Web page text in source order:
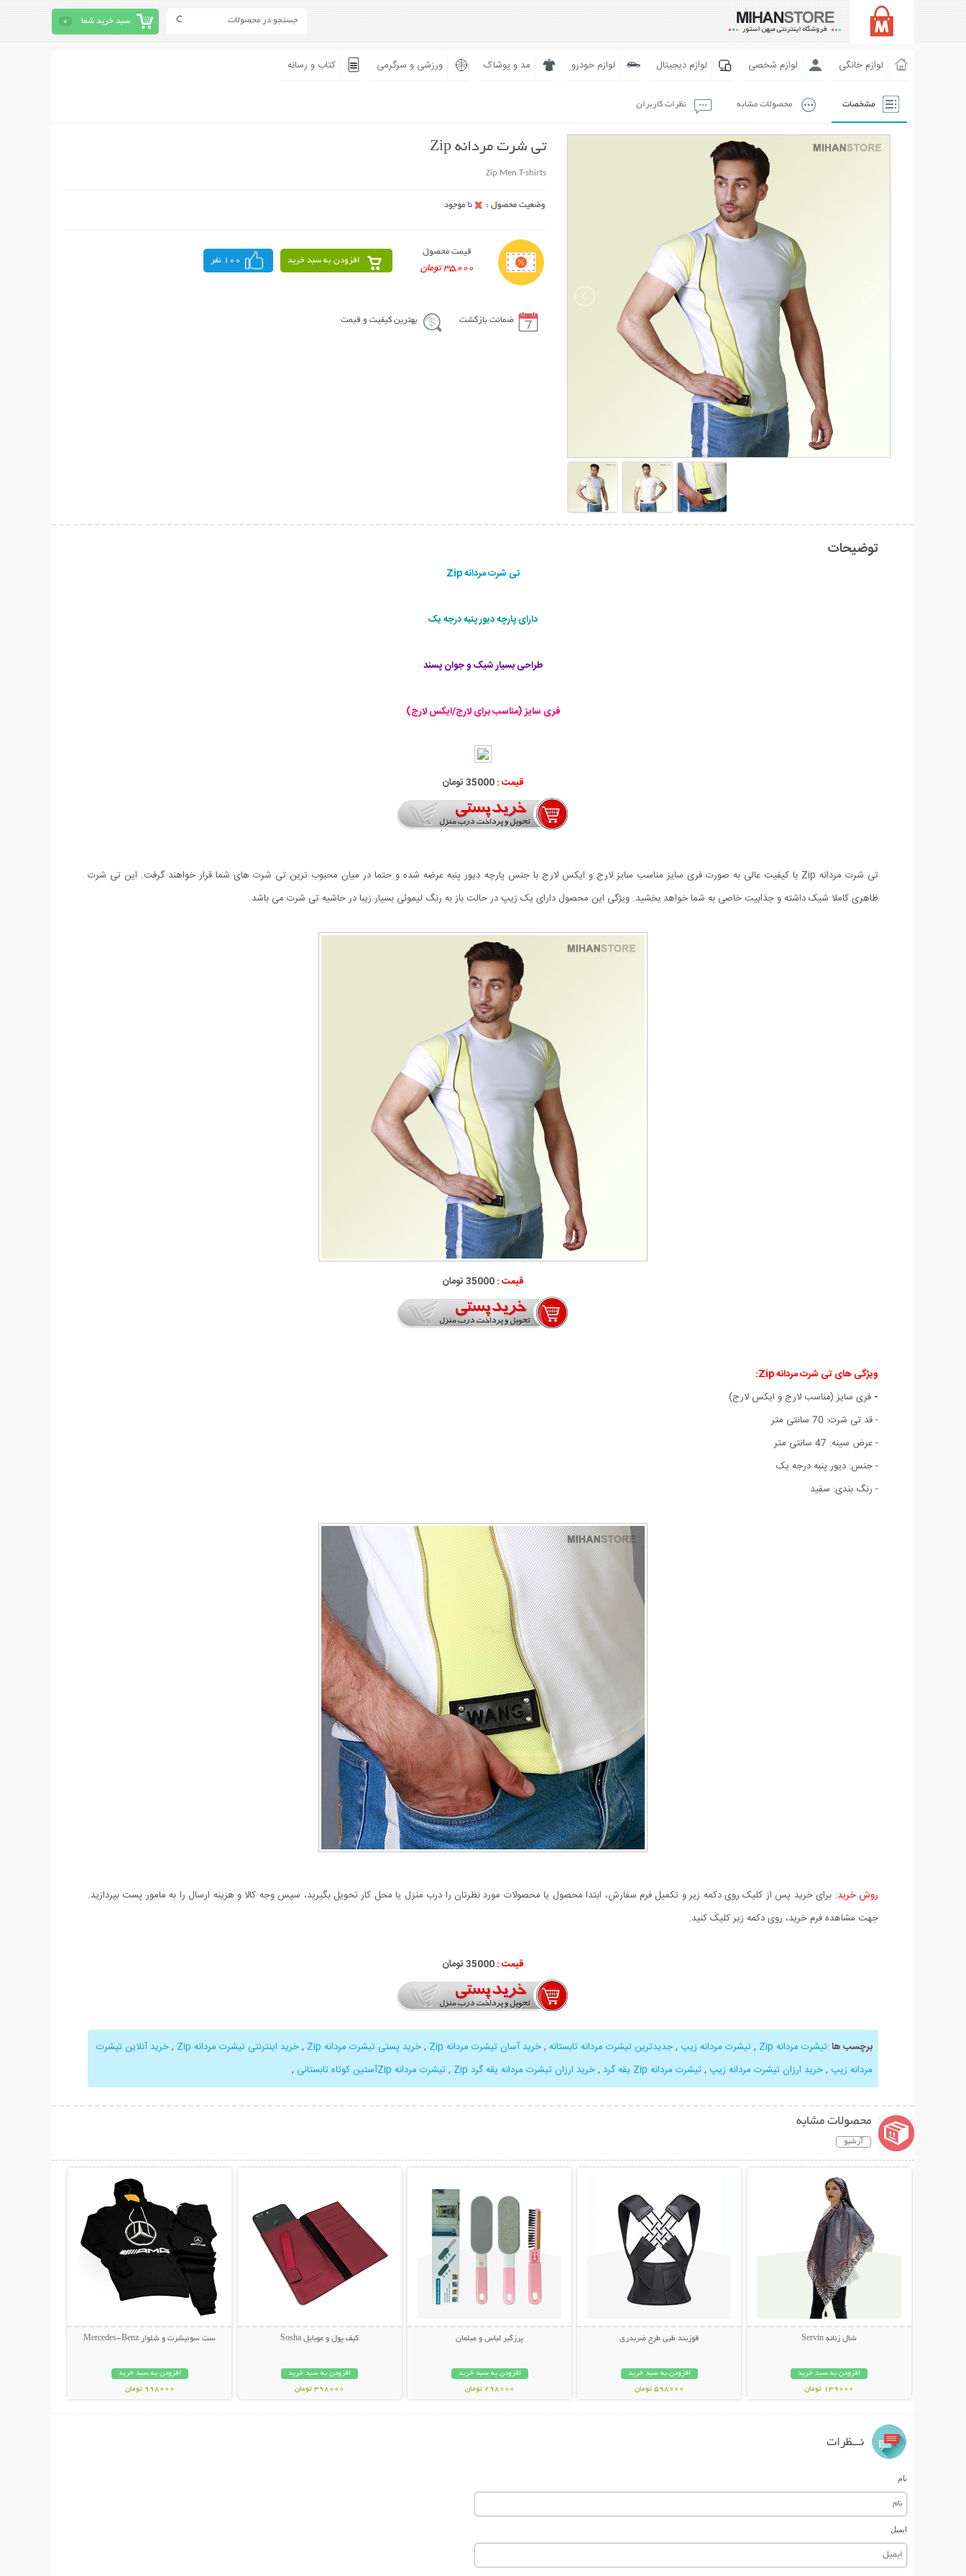
سبد خرید شما 0
لوازم خانگی لوازم شخصی لوازم دیجیتال لوازم خودرو مد و پوشاک ورزشی و سرگرمی کتاب و رسانه
مشخصات محصولات مشابه نظرات کاربران
تی شرت مردانه Zip
Zip Men T-shirts
قیمت محصول
35,000 تومان
افزودن به سبد خرید 100 نفر
ضمانت بازگشت بهترین کیفیت و قیمت
توضیحات
تی شرت مردانه Zip
دارای پارچه دیور پنبه درجه یک
طراحی بسیار شیک و جوان پسند
فری سایز (مناسب برای لارج/ایکس لارج)
قیمت :35000 تومان
تی شرت مردانه Zip با کیفیت عالی به صورت فری سایز مناسب سایز لارج و ایکس لارج با جنس پارچه دیور پنبه عرضه شده و حتما در میان محبوب ترین تی شرت های شما قرار خواهند گرفت. این تی شرت
ظاهری کاملا شیک داشته و جذابیت خاصی به شما خواهد بخشید. ویژگی این محصول دارای یک زیپ در حالت باز به رنگ لیموئی بسیار زیبا در حاشیه تی شرت می باشد.
قیمت :35000 تومان
ویژگی های تی شرت مردانه Zip:
- فری سایز (مناسب لارج و ایکس لارج)
- قد تی شرت: 70 سانتی متر
- عرض سینه: 47 سانتی متر
- جنس: دیور پنبه درجه یک
- رنگ بندی: سفید
روش خرید: برای خرید پس از کلیک روی دکمه زیر و تکمیل فرم سفارش، ابتدا محصول یا محصولات مورد نظرتان را درب منزل یا محل کار تحویل بگیرید، سپس وجه کالا و هزینه ارسال را به مامور پست بپردازید.
جهت مشاهده فرم خرید، روی دکمه زیر کلیک کنید.
قیمت :35000 تومان
برچسب ها:تیشرت مردانه Zip , تیشرت مردانه زیپ ,جدیدترین تیشرت مردانه تابستانه ,خرید آسان تیشرت مردانه Zip ,خرید پستی تیشرت مردانه Zip ,خرید اینترنتی تیشرت مردانه Zip ,خرید آنلاین تیشرت
مردانه زیپ ,خرید ارزان تیشرت مردانه زیپ , تیشرت مردانه Zip یقه گرد ,خرید ارزان تیشرت مردانه یقه گرد Zip , تیشرت مردانه Zipآستین کوتاه تابستانی ,
محصولات مشابه
آرشیو
شال زنانه Servin
افزودن به سبد خرید
139000 تومان
قوزبند طبی طرح ضربدری
افزودن به سبد خرید
598000 تومان
پرزگیر لباس و مبلمان
افزودن به سبد خرید
298000 تومان
کیف پول و موبایل Sosha
افزودن به سبد خرید
398000 تومان
ست سوئیشرت و شلوار Mercedes-Benz
افزودن به سبد خرید
998000 تومان
نـــظرات
نام
ایمیل